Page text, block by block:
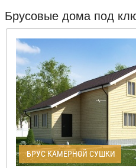
Брусовые дома под
БРУС КАМЕРНОЙ СУШКИ